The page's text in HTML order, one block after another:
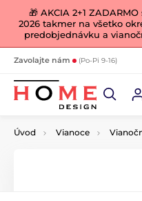
🎁 AKCIA 2+1
2026 takmer na všetko
predobjednávku a
Zavolajte nám (Po-Pi 9-16)
Úvod Vianoce